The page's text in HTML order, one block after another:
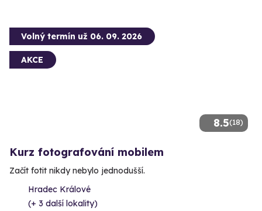
8.5(18)
Volný termín už 06. 09. 2026
AKCE
Kurz fotografování mobilem
Začít fotit nikdy nebylo jednodušší.
Hradec Králové
(+ 3 další lokality)